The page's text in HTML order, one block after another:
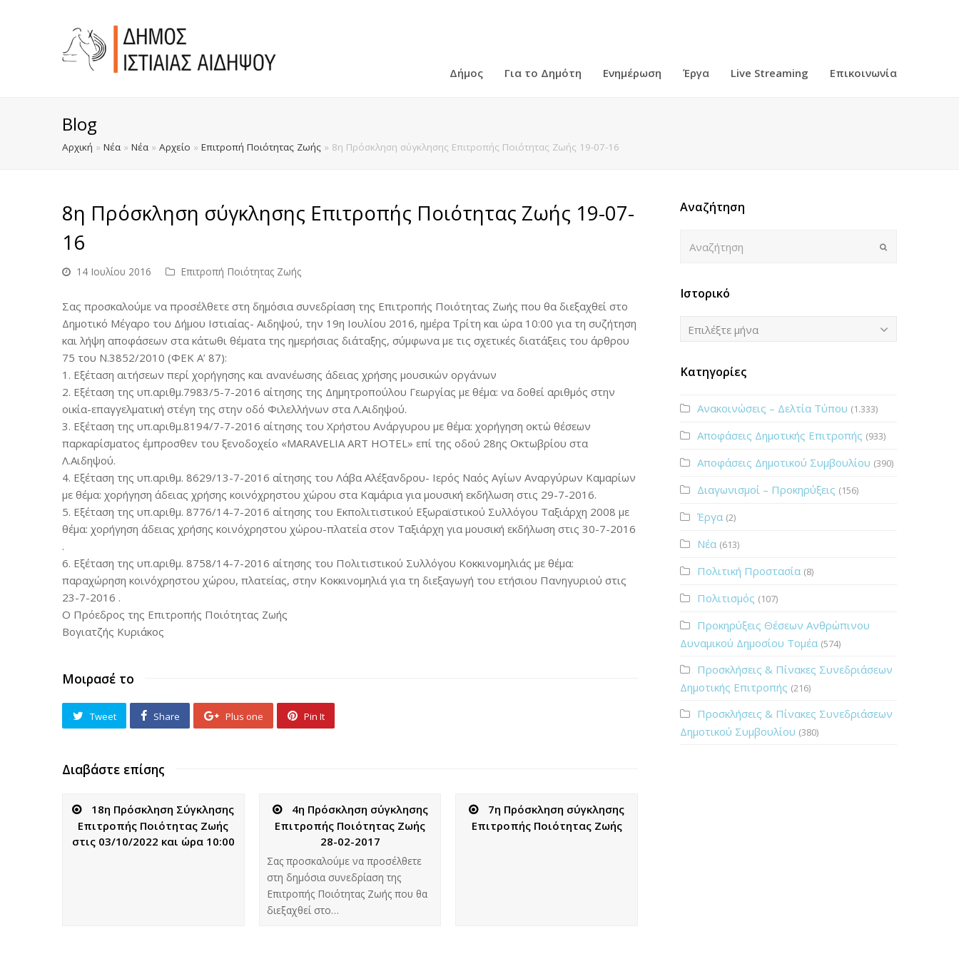
Δήμος Για το Δημότη Ενημέρωση Έργα Live Streaming Επικοινωνία
Blog
Αρχική » Νέα » Νέα » Αρχείο » Επιτροπή Ποιότητας Ζωής » 8η Πρόσκληση σύγκλησης Επιτροπής Ποιότητας Ζωής 19-07-16
8η Πρόσκληση σύγκλησης Επιτροπής Ποιότητας Ζωής 19-07-
16
14 Ιουλίου 2016 Επιτροπή Ποιότητας Ζωής
Σας προσκαλούμε να προσέλθετε στη δημόσια συνεδρίαση της Επιτροπής Ποιότητας Ζωής που θα διεξαχθεί στο
Δημοτικό Μέγαρο του Δήμου Ιστιαίας- Αιδηψού, την 19η Ιουλίου 2016, ημέρα Τρίτη και ώρα 10:00 για τη συζήτηση
και λήψη αποφάσεων στα κάτωθι θέματα της ημερήσιας διάταξης, σύμφωνα με τις σχετικές διατάξεις του άρθρου
75 του Ν.3852/2010 (ΦΕΚ Α’ 87):
1. Εξέταση αιτήσεων περί χορήγησης και ανανέωσης άδειας χρήσης μουσικών οργάνων
2. Εξέταση της υπ.αριθμ.7983/5-7-2016 αίτησης της Δημητροπούλου Γεωργίας με θέμα: να δοθεί αριθμός στην
οικία-επαγγελματική στέγη της στην οδό Φιλελλήνων στα Λ.Αιδηψού.
3. Εξέταση της υπ.αριθμ.8194/7-7-2016 αίτησης του Χρήστου Ανάργυρου με θέμα: χορήγηση οκτώ θέσεων
παρκαρίσματος έμπροσθεν του ξενοδοχείο «MARAVELIA ART HOTEL» επί της οδού 28ης Οκτωβρίου στα
Λ.Αιδηψού.
4. Εξέταση της υπ.αριθμ. 8629/13-7-2016 αίτησης του Λάβα Αλέξανδρου- Ιερός Ναός Αγίων Αναργύρων Καμαρίων
με θέμα: χορήγηση άδειας χρήσης κοινόχρηστου χώρου στα Καμάρια για μουσική εκδήλωση στις 29-7-2016.
5. Εξέταση της υπ.αριθμ. 8776/14-7-2016 αίτησης του Εκπολιτιστικού Εξωραϊστικού Συλλόγου Ταξιάρχη 2008 με
θέμα: χορήγηση άδειας χρήσης κοινόχρηστου χώρου-πλατεία στον Ταξιάρχη για μουσική εκδήλωση στις 30-7-2016
.
6. Εξέταση της υπ.αριθμ. 8758/14-7-2016 αίτησης του Πολιτιστικού Συλλόγου Κοκκινομηλιάς με θέμα:
παραχώρηση κοινόχρηστου χώρου, πλατείας, στην Κοκκινομηλιά για τη διεξαγωγή του ετήσιου Πανηγυριού στις
23-7-2016 .
Ο Πρόεδρος της Επιτροπής Ποιότητας Ζωής
Βογιατζής Κυριάκος
Μοιρασέ το
Tweet Share Plus one Pin It
Διαβάστε επίσης
18η Πρόσκληση Σύγκλησης
Επιτροπής Ποιότητας Ζωής
στις 03/10/2022 και ώρα 10:00
4η Πρόσκληση σύγκλησης
Επιτροπής Ποιότητας Ζωής
28-02-2017
Σας προσκαλούμε να προσέλθετε
στη δημόσια συνεδρίαση της
Επιτροπής Ποιότητας Ζωής που θα
διεξαχθεί στο…
7η Πρόσκληση σύγκλησης
Επιτροπής Ποιότητας Ζωής
Αναζήτηση
Ιστορικό
Ιστορικό
Επιλέξτε μήνα
Κατηγορίες
Ανακοινώσεις – Δελτία Τύπου (1.333)
Αποφάσεις Δημοτικής Επιτροπής (933)
Αποφάσεις Δημοτικού Συμβουλίου (390)
Διαγωνισμοί – Προκηρύξεις (156)
Έργα (2)
Νέα (613)
Πολιτική Προστασία (8)
Πολιτισμός (107)
Προκηρύξεις Θέσεων Ανθρώπινου
Δυναμικού Δημοσίου Τομέα (574)
Προσκλήσεις & Πίνακες Συνεδριάσεων
Δημοτικής Επιτροπής (216)
Προσκλήσεις & Πίνακες Συνεδριάσεων
Δημοτικού Συμβουλίου (380)